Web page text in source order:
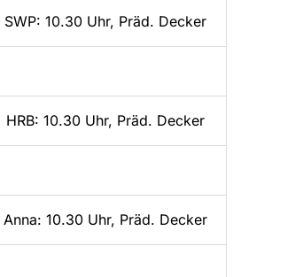
SWP: 10.30 Uhr, Präd. Decker
HRB: 10.30 Uhr, Präd. Decker
Anna: 10.30 Uhr, Präd. Decker